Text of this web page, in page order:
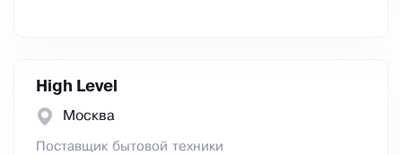
High Level
Москва
Поставщик бытовой техники